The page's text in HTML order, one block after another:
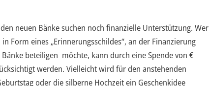
neuen Bänke suchen noch finanzielle Unterstützung. Wer
Form eines „Erinnerungsschildes“, an der Finanzierung
beteiligen möchte, kann durch eine Spende von €
werden. Vielleicht wird für den anstehenden
oder die silberne Hochzeit ein Geschenkidee